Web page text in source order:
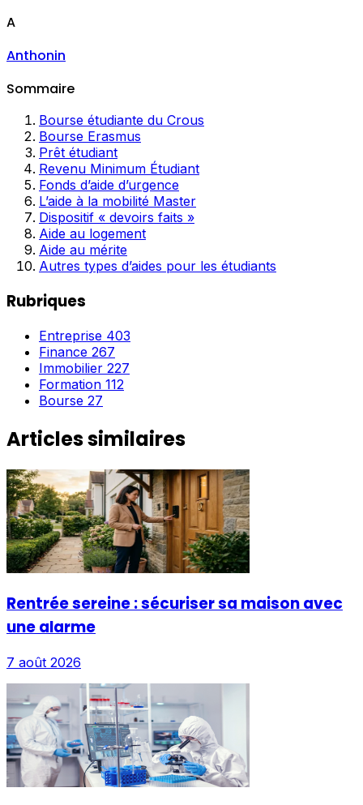
A
Anthonin
Sommaire
Bourse étudiante du Crous
Bourse Erasmus
Prêt étudiant
Revenu Minimum Étudiant
Fonds d’aide d’urgence
L’aide à la mobilité Master
Dispositif « devoirs faits »
Aide au logement
Aide au mérite
Autres types d’aides pour les étudiants
Rubriques
Entreprise 403
Finance 267
Immobilier 227
Formation 112
Bourse 27
Articles similaires
Rentrée sereine : sécuriser sa maison avec
une alarme
7 août 2026